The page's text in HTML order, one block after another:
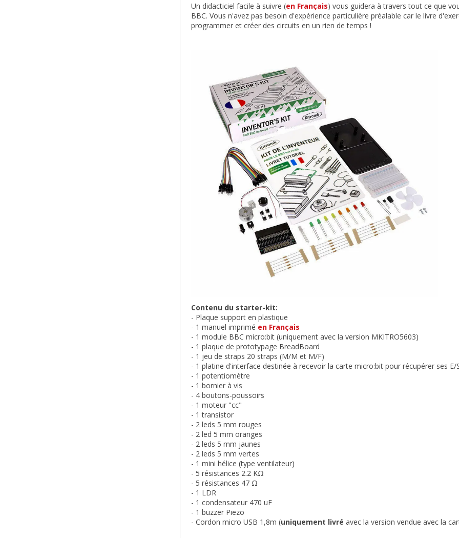
Un didacticiel facile à suivre (en Français) vous guidera à travers tout ce que
BBC. Vous n'avez pas besoin d'expérience particulière préalable car le livre
programmer et créer des circuits en un rien de temps !
Contenu du starter-kit:
- Plaque support en plastique
- 1 manuel imprimé en Français
- 1 module BBC micro:bit (uniquement avec la version MKITRO5603)
- 1 plaque de prototypage BreadBoard
- 1 jeu de straps 20 straps (M/M et M/F)
- 1 platine d'interface destinée à recevoir la carte micro:bit pour récupérer ses E/
- 1 potentiomètre
- 1 bornier à vis
- 4 boutons-poussoirs
- 1 moteur "cc"
- 1 transistor
- 2 leds 5 mm rouges
- 2 led 5 mm oranges
- 2 leds 5 mm jaunes
- 2 leds 5 mm vertes
- 1 mini hélice (type ventilateur)
- 5 résistances 2.2 KΩ
- 5 résistances 47 Ω
- 1 LDR
- 1 condensateur 470 uF
- 1 buzzer Piezo
- Cordon micro USB 1,8m (uniquement livré avec la version vendue avec la